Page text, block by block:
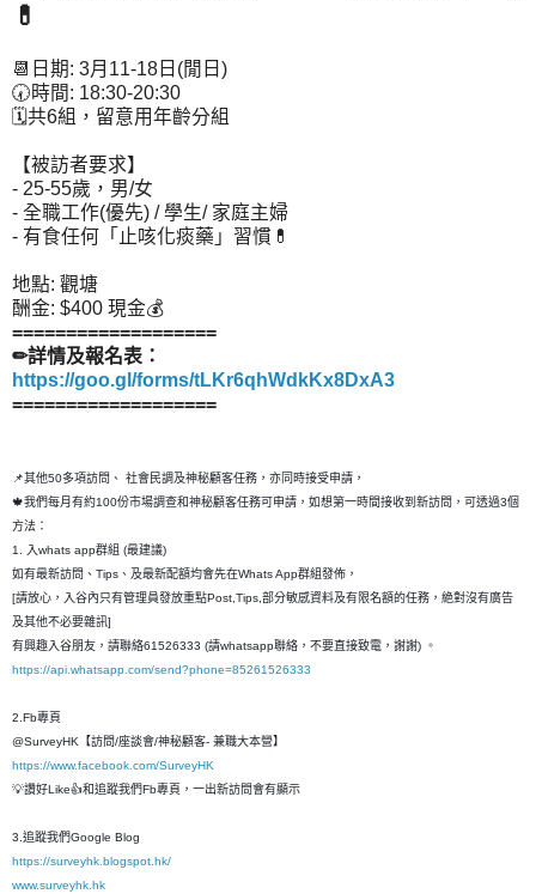
💊
📆日期: 3月11-18日(閒日)
🕢時間: 18:30-20:30
🗓共6組，留意用年齡分組
【被訪者要求】
- 25-55歲，男/女
- 全職工作(優先) / 學生/ 家庭主婦
- 有食任何「止咳化痰藥」習慣💊
地點: 觀塘
酬金: $400 現金💰
===================
✏詳情及報名表：
https://goo.gl/forms/tLKr6qhWdkKx8DxA3
===================
📌其他50多項訪問、 社會民調及神秘顧客任務，亦同時接受申請，
🍁我們每月有約100份市場調查和神秘顧客任務可申請，如想第一時間接收到新訪問，可透過3個
方法：
1. 入whats app群組 (最建議)
如有最新訪問、Tips、及最新配額均會先在Whats App群組發佈，
[請放心，入谷內只有管理員發放重點Post,Tips,部分敏感資料及有限名額的任務，絶對沒有廣告
及其他不必要雜訊]
有興趣入谷朋友，請聯絡61526333 (請whatsapp聯絡，不要直接致電，謝謝) 。
https://api.whatsapp.com/send?phone=85261526333
2.Fb專頁
@SurveyHK【訪問/座談會/神秘顧客- 兼職大本營】
https://www.facebook.com/SurveyHK
💡讚好Like👍和追蹤我們Fb專頁，一出新訪問會有顯示
3.追蹤我們Google Blog
https://surveyhk.blogspot.hk/
www.surveyhk.hk